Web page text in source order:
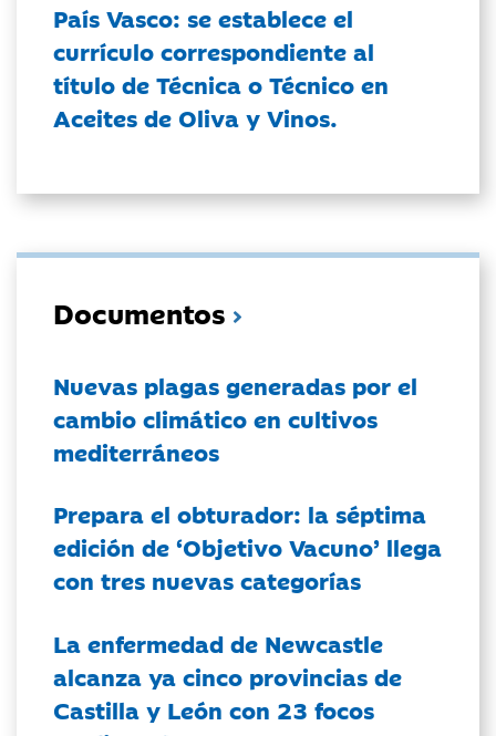
País Vasco: se establece el
currículo correspondiente al
título de Técnica o Técnico en
Aceites de Oliva y Vinos.
Documentos
Nuevas plagas generadas por el
cambio climático en cultivos
mediterráneos
Prepara el obturador: la séptima
edición de ‘Objetivo Vacuno’ llega
con tres nuevas categorías
La enfermedad de Newcastle
alcanza ya cinco provincias de
Castilla y León con 23 focos